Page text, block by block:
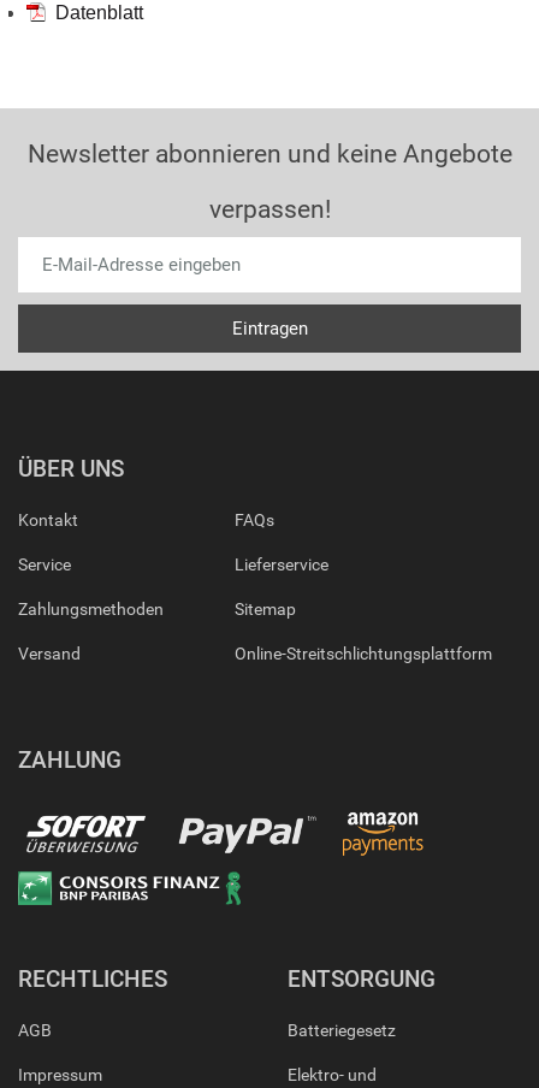
Datenblatt
Newsletter abonnieren und keine Angebote
verpassen!
ÜBER UNS
Kontakt
Service
Zahlungsmethoden
Versand
FAQs
Lieferservice
Sitemap
Online-Streitschlichtungsplattform
ZAHLUNG
RECHTLICHES
AGB
Impressum
ENTSORGUNG
Batteriegesetz
Elektro- und